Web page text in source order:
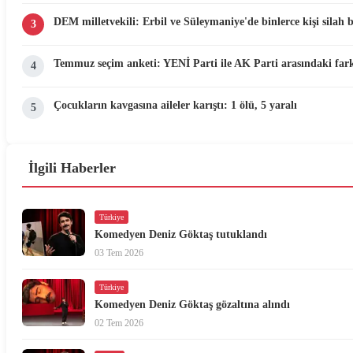
3 DEM milletvekili: Erbil ve Süleymaniye'de binlerce kişi silah
4 Temmuz seçim anketi: YENİ Parti ile AK Parti arasındaki
5 Çocukların kavgasına aileler karıştı: 1 ölü, 5 yaralı
İlgili Haberler
Türkiye
Komedyen Deniz Göktaş tutuklandı
03 Tem 2026
Türkiye
Komedyen Deniz Göktaş gözaltına alındı
02 Tem 2026